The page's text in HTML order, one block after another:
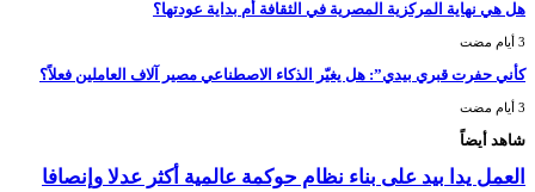
هل هي نهاية المركزية المصرية في الثقافة أم بداية عودتها؟
كأني حفرت قبري بيدي”: هل يغيّر الذكاء الاصطناعي مصير آلاف العاملين فعلاً؟
شاهد أيضاً
العمل يدا بيد على بناء نظام حوكمة عالمية أكثر عدلا وإنصافا